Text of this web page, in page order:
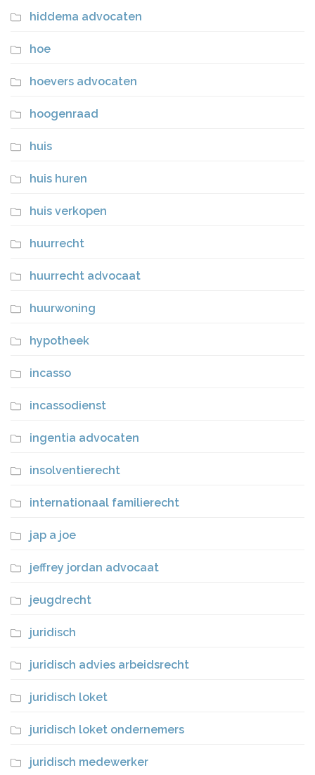
hiddema advocaten
hoe
hoevers advocaten
hoogenraad
huis
huis huren
huis verkopen
huurrecht
huurrecht advocaat
huurwoning
hypotheek
incasso
incassodienst
ingentia advocaten
insolventierecht
internationaal familierecht
jap a joe
jeffrey jordan advocaat
jeugdrecht
juridisch
juridisch advies arbeidsrecht
juridisch loket
juridisch loket ondernemers
juridisch medewerker